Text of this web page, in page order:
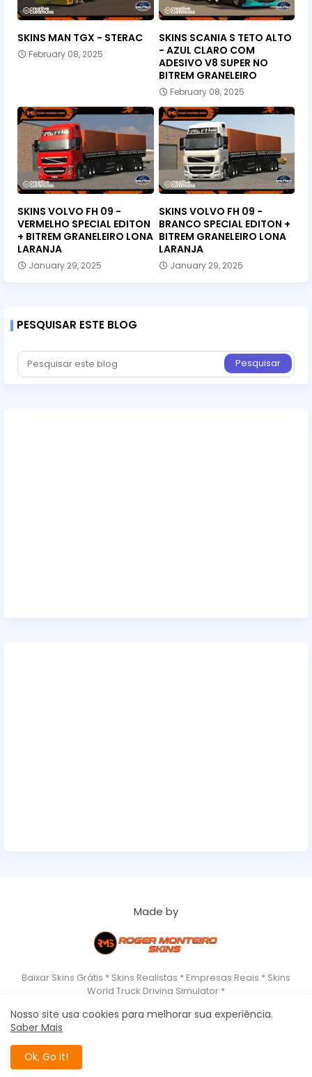
SKINS MAN TGX - STERAC
February 08, 2025
SKINS SCANIA S TETO ALTO
- AZUL CLARO COM
ADESIVO V8 SUPER NO
BITREM GRANELEIRO
February 08, 2025
SKINS VOLVO FH 09 -
VERMELHO SPECIAL EDITON
+ BITREM GRANELEIRO LONA
LARANJA
January 29, 2025
SKINS VOLVO FH 09 -
BRANCO SPECIAL EDITON +
BITREM GRANELEIRO LONA
LARANJA
January 29, 2025
PESQUISAR ESTE BLOG
Made by
Baixar Skins Grátis * Skins Realistas * Empresas Reais * Skins
World Truck Driving Simulator *
Home
Roger Monteiro Skins - World Truck Driving Simulator All Right
Nosso site usa cookies para melhorar sua experiência.
Saber Mais
Ok, Go it!